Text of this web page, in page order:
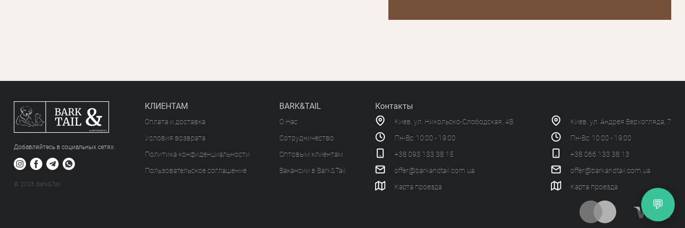
Добавляйтесь в социальных сетяx:
© 2026 Bark&Tail
КЛИЕНТАМ
Оплата и доставка
Условия возврата
Политика конфиденциальности
Пользовательское соглашение
BARK&TAIL
О Нас
Сотрудничество
Оптовым клиентам
Вакансии в Bark&Tail
Контакты
Киев, ул. Никольско-Слободская, 4В
Пн-Вс: 10:00 - 19:00
+38 093 133 38 15
offer@barkandtail.com.ua
Карта проезда
Киев, ул. Андрея Верхогляда, 7
Пн-Вс: 10:00 - 19:00
+38 066 133 38 13
offer@barkandtail.com.ua
Карта проезда
💬